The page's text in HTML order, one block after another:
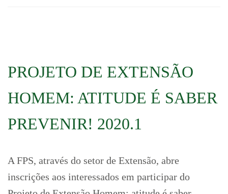
PROJETO DE EXTENSÃO
HOMEM: ATITUDE É SABER
PREVENIR! 2020.1
A FPS, através do setor de Extensão, abre
inscrições aos interessados em participar do